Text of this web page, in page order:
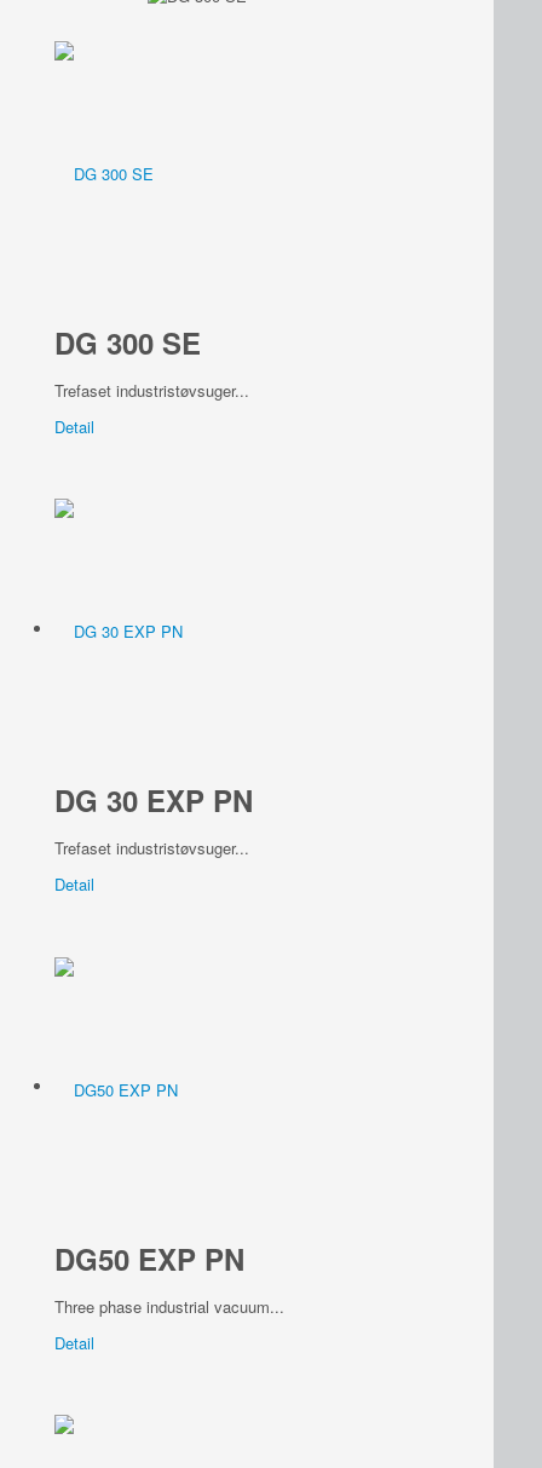
DG 300 SE
Trefaset industristøvsuger...
Detail
DG 30 EXP PN
Trefaset industristøvsuger...
Detail
DG50 EXP PN
Three phase industrial vacuum...
Detail